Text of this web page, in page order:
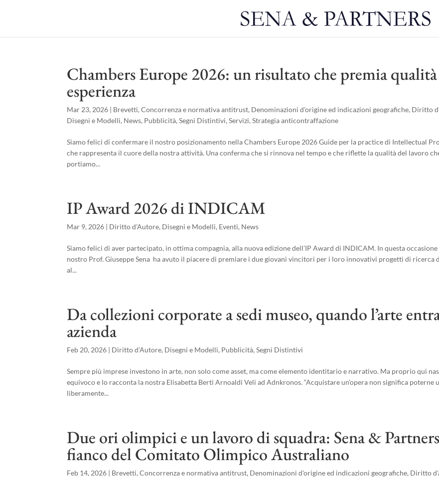
Chambers Europe 2026: un risultato che premia
esperienza
Mar 23, 2026 | Brevetti,Concorrenza e normativa antitrust, Denominazioni d'origine ed indicazioni geografiche, Diritto
Disegni e Modelli, News, Pubblicità,Segni Distintivi,Servizi,Strategia anticontraffazione
Siamo felici di confermare il nostro posizionamento nella Chambers Europe 2026 Guide per la practice di Intellectual
che rappresenta il cuore della nostra attività. Una conferma che si rinnova nel tempo e che riflette la qualità del lavoro
portiamo...
IP Award 2026 di INDICAM
Mar 9, 2026 | Diritto d'Autore, Disegni e Modelli, Eventi, News
Siamo felici di aver partecipato, in ottima compagnia, alla nuova edizione dell’IP Award di INDICAM. In questa occasione
nostro Prof. Giuseppe Sena ha avuto il piacere di premiare i due giovani vincitori per i loro innovativi progetti di ricerca
al...
Da collezioni corporate a sedi museo, quando l’arte
azienda
Feb 20, 2026 | Diritto d'Autore, Disegni e Modelli, Pubblicità,Segni Distintivi
Sempre più imprese investono in arte, non solo come asset, ma come elemento identitario e narrativo. Ma proprio qui
equivoco e lo racconta la nostra Elisabetta Berti Arnoaldi Veli ad Adnkronos. “Acquistare un’opera non significa poterne
liberamente...
Due ori olimpici e un lavoro di squadra: Sena &
fianco del Comitato Olimpico Australiano
Feb 14, 2026 | Brevetti,Concorrenza e normativa antitrust, Denominazioni d'origine ed indicazioni geografiche, Diritto